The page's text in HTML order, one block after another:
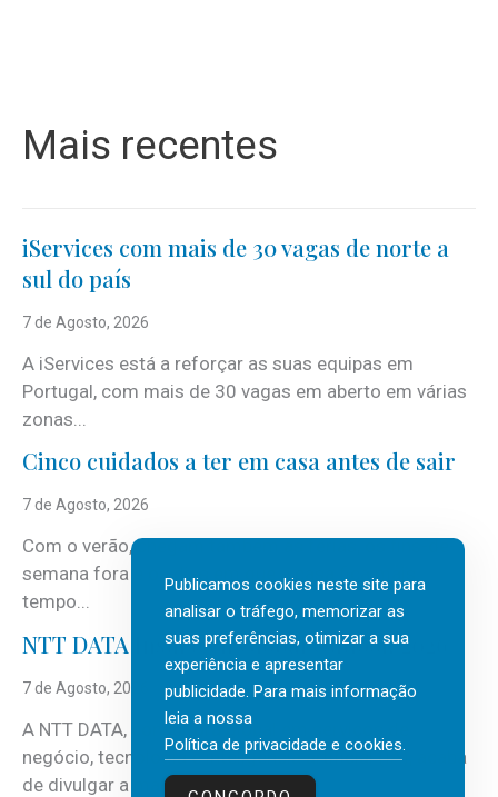
Mais recentes
iServices com mais de 30 vagas de norte a
sul do país
7 de Agosto, 2026
A iServices está a reforçar as suas equipas em
Portugal, com mais de 30 vagas em aberto em várias
zonas...
Cinco cuidados a ter em casa antes de sair
7 de Agosto, 2026
Com o verão, chegam também as férias, os fins-de-
semana fora e os dias em que a casa fica mais
tempo...
NTT DATA Insurtech Global Outlook 2026
7 de Agosto, 2026
A NTT DATA, consultora global em serviços de
negócio, tecnologia e inteligência artificial (IA), acaba
de divulgar a mais recente...
Publicamos cookies neste site para
analisar o tráfego, memorizar as
suas preferências, otimizar a sua
experiência e apresentar
publicidade. Para mais informação
leia a nossa
Política de privacidade e cookies.